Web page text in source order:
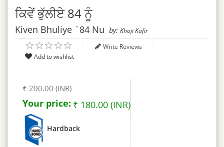
ਕਿਵੇਂ ਭੁੱਲੀਏ 84 ਨੂੰ
Kiven Bhuliye `84 Nu by: Khoji Kafir
Write Reviews
₹ 200.00 (INR)
Your price: ₹ 180.00 (INR)
Hardback